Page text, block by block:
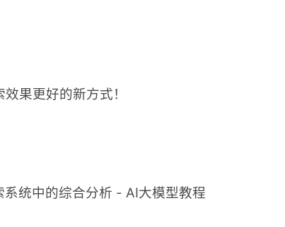
果更好的新方式！
统中的综合分析 - AI大模型教程